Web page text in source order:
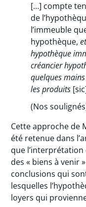
[…] compte
de
l’immeuble
hypothèque,
hypothèque
créancier
quelques
les produits
(Nos
Cette approche de
été retenue dans
que l’interprétation
des « biens à venir
conclusions qui
lesquelles
loyers qui